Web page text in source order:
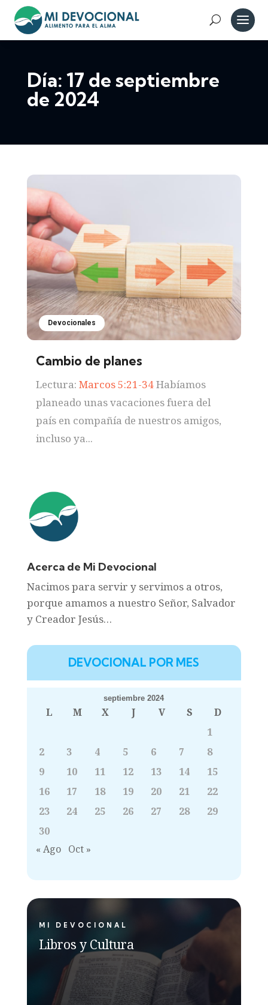
Día: 17 de septiembre
de 2024
Devocionales
Cambio de planes
Lectura: Marcos 5:21-34Habíamos
planeado unas vacaciones fuera del
país en compañía de nuestros amigos,
incluso ya...
Acerca de Mi Devocional
Nacimos para servir y servimos a otros,
porque amamos a nuestro Señor, Salvador
y Creador Jesús…
DEVOCIONAL POR MES
septiembre 2024
L M X J V S
D
1
2
3 4 5 6 7
8
9
10 11 12 13 14
15
16
17 18 19 20 21
22
23
24 25 26 27 28
29
30
« Ago
Oct »
MI DEVOCIONAL
Libros y Cultura